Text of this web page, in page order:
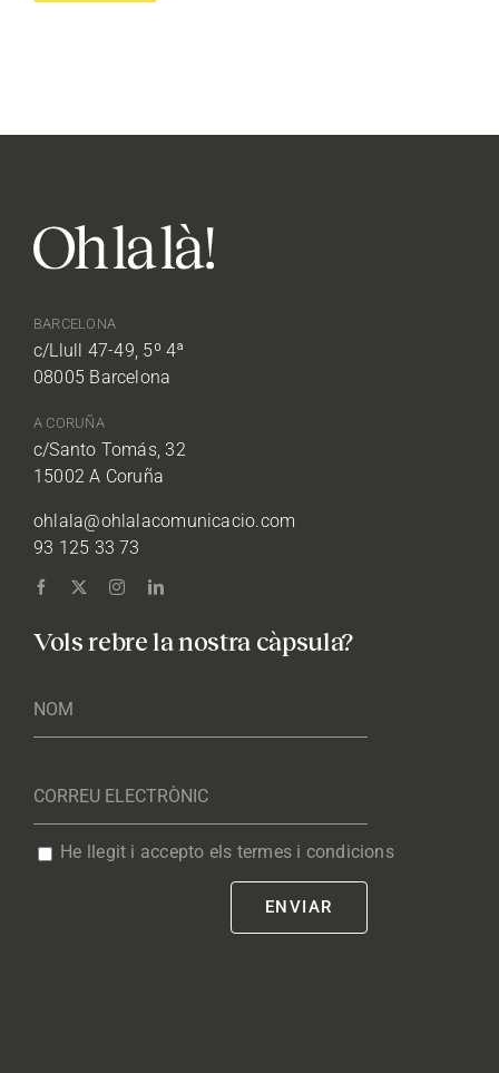
BARCELONA
c/Llull 47-49, 5º 4ª
08005 Barcelona
A CORUÑA
c/Santo Tomás, 32
15002 A Coruña
ohlala@ohlalacomunicacio.com
93 125 33 73
Vols rebre la nostra càpsula?
He llegit i accepto els termes i condicions